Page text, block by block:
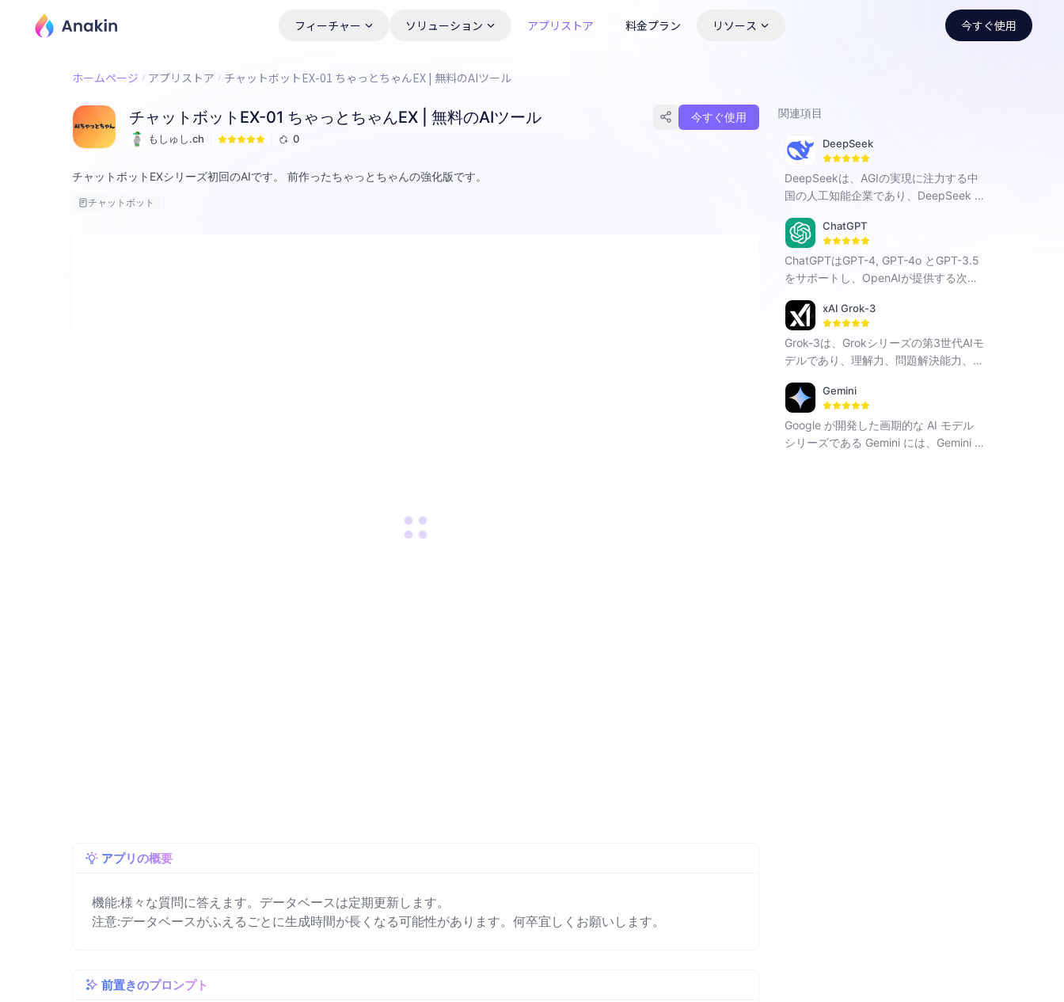
フィーチャー ソリューション アプリストア 料金プラン リソース 今すぐ使用
ホームページ アプリストア チャットボットEX-01 ちゃっとちゃんEX | 無料のAIツール
チャットボットEX-01 ちゃっとちゃんEX | 無料のAIツール
もしゅし.ch 0
今すぐ使用
チャットボットEXシリーズ初回のAIです。 前作ったちゃっとちゃんの強化版です。
チャットボット
アプリの概要
機能:様々な質問に答えます。データベースは定期更新します。
注意:データベースがふえるごとに生成時間が長くなる可能性があります。何卒宜しくお願いします。
前置きのプロンプト
関連項目
DeepSeek
DeepSeekは、AGIの実現に注力する中
国の人工知能企業であり、DeepSeek R
話型AIを展開しています。全シーンにお
けるスマートなインタラクションを通じ
て、検索、プログラミング、創作などの
分野に力を注ぎ、各種難題の解決に寄与
します。
ChatGPT
ChatGPTはGPT-4, GPT-4o とGPT-3.5
をサポートし、OpenAIが提供する次世
用してあなたの難問を解決します。
xAI Grok-3
Grok-3は、Grokシリーズの第3世代AIモ
デルであり、理解力、問題解決能力、文
ます。
Gemini
Google が開発した画期的な AI モデル
シリーズである Gemini には、Gemini 1.